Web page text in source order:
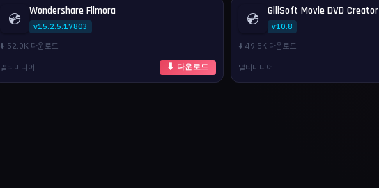
💿 Wondershare Filmora
v15.2.5.17803
⬇️ 52.0K 다운로드
멀티미디어
⬇ 다운로드
💿 GiliSoft Movie DVD Creator
v10.8
⬇️ 49.5K 다운로드
멀티미디어